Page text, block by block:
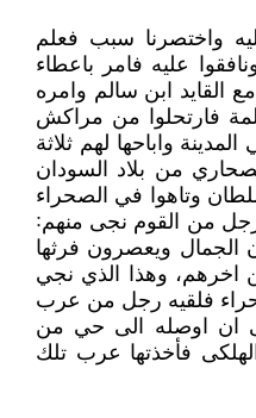
واختصرنا سبب فعلم
عليه فامر باعطاء
القايد ابن سالم وامره
فارتحلوا من مراكش
واباحها لهم ثلاثة
من بلاد السودان
وتاهوا في الصحراء
وهلكوا عن اخرهم، وقد حدث رجل من القوم نجى منهم꞉
الجمال ويعصرون فرثها
اخرهم، وهذا الذي نجي
فلقيه رجل من عرب
ان اوصله الى حي من
فأخذتها عرب تلك